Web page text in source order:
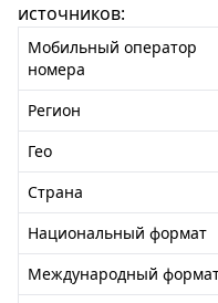
источников:
Мобильный оператор
номера
Регион
Гео
Страна
Национальный формат
Международный